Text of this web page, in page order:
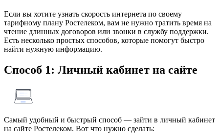
Если вы хотите узнать скорость интернета по своему
тарифному плану Ростелеком, вам не нужно тратить время на
чтение длинных договоров или звонки в службу поддержки.
Есть несколько простых способов, которые помогут быстро
найти нужную информацию.
Способ 1: Личный кабинет на сайте
Самый удобный и быстрый способ — зайти в личный кабинет
на сайте Ростелеком. Вот что нужно сделать: